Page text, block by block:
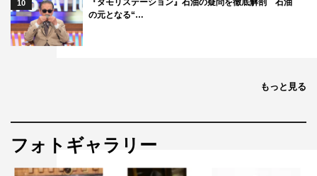
10
の元となる“…
もっと見る
フォトギャラリー